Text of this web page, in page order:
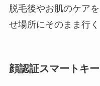
脱毛後やお肌のケア
せ場所にそのまま行く
顔認証スマートキー